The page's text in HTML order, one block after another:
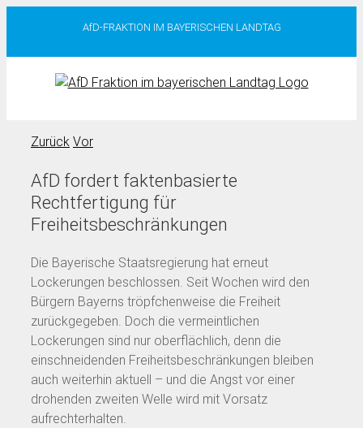
springen
AfD-FRAKTION IM BAYERISCHEN LANDTAG
Zurück Vor
AfD fordert faktenbasierte
Rechtfertigung für
Freiheitsbeschränkungen
Die Bayerische Staatsregierung hat erneut
Lockerungen beschlossen. Seit Wochen wird den
Bürgern Bayerns tröpfchenweise die Freiheit
zurückgegeben. Doch die vermeintlichen
Lockerungen sind nur oberflächlich, denn die
einschneidenden Freiheitsbeschränkungen bleiben
auch weiterhin aktuell – und die Angst vor einer
drohenden zweiten Welle wird mit Vorsatz
aufrechterhalten.